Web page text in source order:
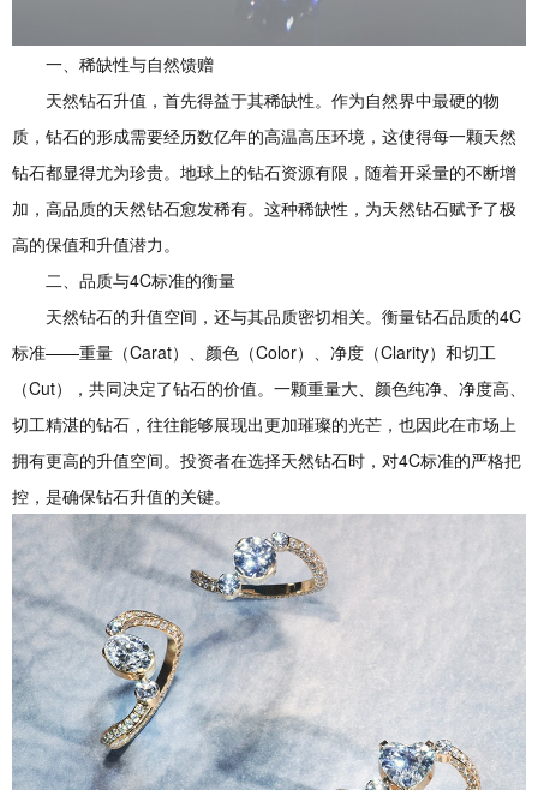
一、稀缺性与自然馈赠
天然钻石升值，首先得益于其稀缺性。作为自然界中最硬的物
质，钻石的形成需要经历数亿年的高温高压环境，这使得每一颗天然
钻石都显得尤为珍贵。地球上的钻石资源有限，随着开采量的不断增
加，高品质的天然钻石愈发稀有。这种稀缺性，为天然钻石赋予了极
高的保值和升值潜力。
二、品质与4C标准的衡量
天然钻石的升值空间，还与其品质密切相关。衡量钻石品质的4C
标准——重量（Carat）、颜色（Color）、净度（Clarity）和切工
（Cut），共同决定了钻石的价值。一颗重量大、颜色纯净、净度高、
切工精湛的钻石，往往能够展现出更加璀璨的光芒，也因此在市场上
拥有更高的升值空间。投资者在选择天然钻石时，对4C标准的严格把
控，是确保钻石升值的关键。